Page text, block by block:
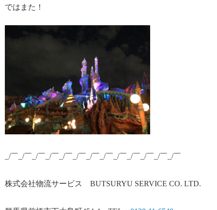
ではまた！
_/￣_/￣_/￣_/￣_/￣_/￣_/￣_/￣_/￣_/￣_/￣_/￣_/￣
株式会社物流サービス BUTSURYU SERVICE CO. LTD.